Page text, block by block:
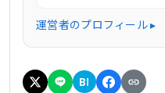
運営者のプロフィール ▸
B!